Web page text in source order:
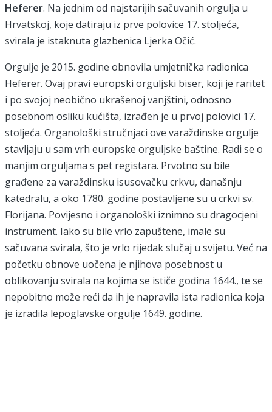
Heferer. Na jednim od najstarijih sačuvanih orgulja u
Hrvatskoj, koje datiraju iz prve polovice 17. stoljeća,
svirala je istaknuta glazbenica Ljerka Očić.
Orgulje je 2015. godine obnovila umjetnička radionica
Heferer. Ovaj pravi europski orguljski biser, koji je raritet
i po svojoj neobično ukrašenoj vanjštini, odnosno
posebnom osliku kućišta, izrađen je u prvoj polovici 17.
stoljeća. Organološki stručnjaci ove varaždinske orgulje
stavljaju u sam vrh europske orguljske baštine. Radi se o
manjim orguljama s pet registara. Prvotno su bile
građene za varaždinsku isusovačku crkvu, današnju
katedralu, a oko 1780. godine postavljene su u crkvi sv.
Florijana. Povijesno i organološki iznimno su dragocjeni
instrument. Iako su bile vrlo zapuštene, imale su
sačuvana svirala, što je vrlo rijedak slučaj u svijetu. Već na
početku obnove uočena je njihova posebnost u
oblikovanju svirala na kojima se ističe godina 1644., te se
nepobitno može reći da ih je napravila ista radionica koja
je izradila lepoglavske orgulje 1649. godine.